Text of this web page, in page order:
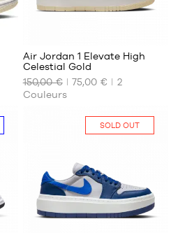
NOS
TAILLES
DISPONIBLES
Air Jordan 1 Elevate High
Celestial Gold
150,00 €
75,00 €
2
Couleurs
SOLD OUT